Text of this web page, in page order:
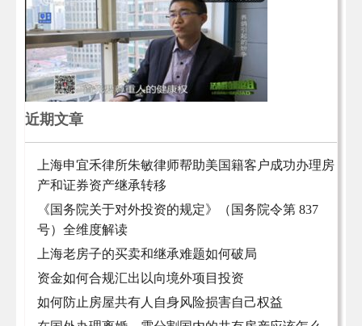
近期文章
上海申宜禾律所朱敏律师帮助美国籍客户成功办理房
产和证券资产继承转移
《国务院关于对外投资的规定》（国务院令第 837
号）全维度解读
上海老房子的买卖和继承难题如何破局
资金如何合规汇出以向境外项目投资
如何防止房屋共有人自身风险损害自己权益